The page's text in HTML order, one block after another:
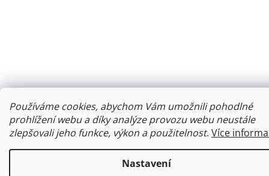
Používáme cookies, abychom Vám umožnili pohodlné
prohlížení webu a díky analýze provozu webu neustále
zlepšovali jeho funkce, výkon a použitelnost. Více
Nastavení